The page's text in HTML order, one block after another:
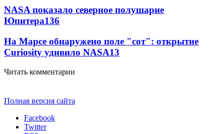
NASA показало северное полушарие
Юпитера136
На Марсе обнаружено поле "сот": открытие
Curiosity удивило NASA13
Читать комментарии
Полная версия сайта
Facebook
Twitter